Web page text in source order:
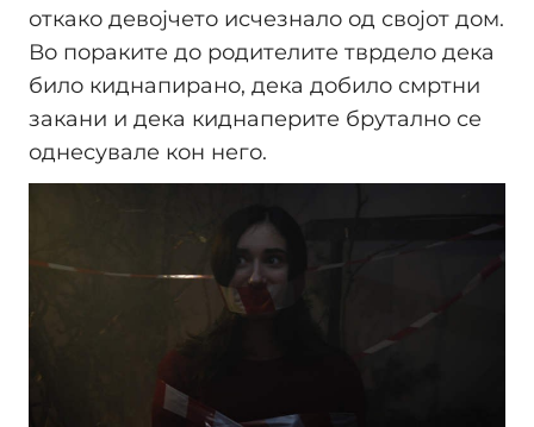
откако девојчето исчезнало од својот дом.
Во пораките до родителите тврдело дека
било киднапирано, дека добило смртни
закани и дека киднаперите брутално се
однесувале кон него.